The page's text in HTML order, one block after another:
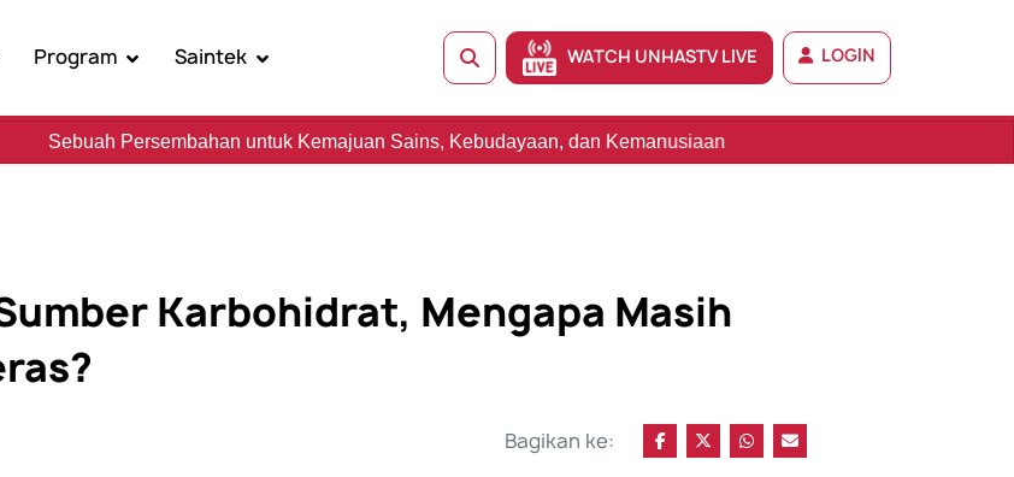
Program Saintek WATCH UNHASTV LIVE LOGIN
untuk Kemajuan Sains, Kebudayaan, dan Kemanusiaan
Karbohidrat, Mengapa Masih
Bagikan ke: